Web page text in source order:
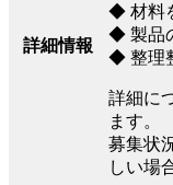
詳細情報
◆ 材料
◆ 製品
◆ 整理
詳細に
ます。
募集状
しい場